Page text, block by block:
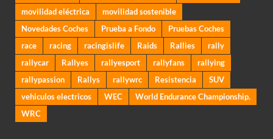
movilidad eléctrica
movilidad sostenible
Novedades Coches
Prueba a Fondo
Pruebas Coches
race
racing racingislife Raids Rallies
rally
rallycar
Rallyes rallyesport rallyfans
rallying
rallypassion
Rallys rallywrc Resistencia
SUV
vehiculos electricos
WEC
World Endurance Championship.
WRC